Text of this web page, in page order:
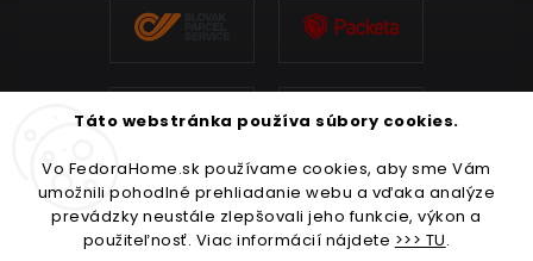
Táto webstránka používa súbory cookies.
Vo FedoraHome.sk používame cookies, aby sme Vám
umožnili pohodlné prehliadanie webu a vďaka analýze
prevádzky neustále zlepšovali jeho funkcie, výkon a
použiteľnosť. Viac informácií nájdete >>> TU.